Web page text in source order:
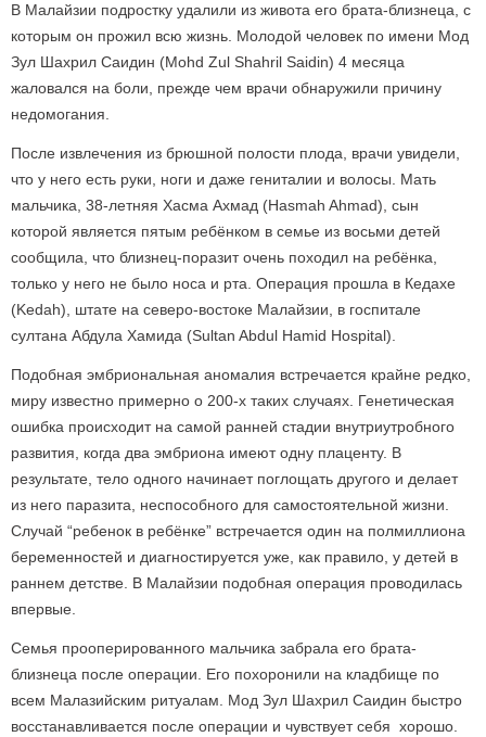
В Малайзии подростку удалили из живота его брата-близнеца, с
которым он прожил всю жизнь. Молодой человек по имени Мод
Зул Шахрил Саидин (Mohd Zul Shahril Saidin) 4 месяца
жаловался на боли, прежде чем врачи обнаружили причину
недомогания.
После извлечения из брюшной полости плода, врачи увидели,
что у него есть руки, ноги и даже гениталии и волосы. Мать
мальчика, 38-летняя Хасма Ахмад (Hasmah Ahmad), сын
которой является пятым ребёнком в семье из восьми детей
сообщила, что близнец-поразит очень походил на ребёнка,
только у него не было носа и рта. Операция прошла в Кедахе
(Kedah), штате на северо-востоке Малайзии, в госпитале
султана Абдула Хамида (Sultan Abdul Hamid Hospital).
Подобная эмбриональная аномалия встречается крайне редко,
миру известно примерно о 200-х таких случаях. Генетическая
ошибка происходит на самой ранней стадии внутриутробного
развития, когда два эмбриона имеют одну плаценту. В
результате, тело одного начинает поглощать другого и делает
из него паразита, неспособного для самостоятельной жизни.
Случай “ребенок в ребёнке” встречается один на полмиллиона
беременностей и диагностируется уже, как правило, у детей в
раннем детстве. В Малайзии подобная операция проводилась
впервые.
Семья прооперированного мальчика забрала его брата-
близнеца после операции. Его похоронили на кладбище по
всем Малазийским ритуалам. Мод Зул Шахрил Саидин быстро
восстанавливается после операции и чувствует себя хорошо.